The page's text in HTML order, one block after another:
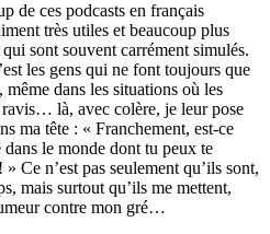
de ces podcasts en français
très utiles et beaucoup plus
qui sont souvent carrément simulés.
les gens qui ne font toujours que
même dans les situations où les
ravis… là, avec colère, je leur pose
ma tête : « Franchement, est-ce
dans le monde dont tu peux te
Ce n’est pas seulement qu’ils sont,
mais surtout qu’ils me mettent,
contre mon gré…